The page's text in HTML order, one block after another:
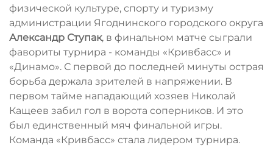
физической культуре, спорту и туризму
администрации Ягоднинского городского округа
Александр Ступак, в финальном матче сыграли
фавориты турнира - команды «Кривбасс» и
«Динамо». С первой до последней минуты острая
борьба держала зрителей в напряжении. В
первом тайме нападающий хозяев Николай
Кащеев забил гол в ворота соперников. И это
был единственный мяч финальной игры.
Команда «Кривбасс» стала лидером турнира.